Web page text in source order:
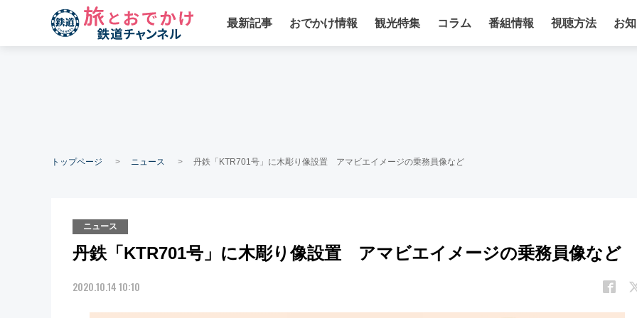
最新記事 おでかけ情報 観光特集 コラム 番組情報 視聴方法 お
トップページ ニュース 丹鉄「KTR701号」に木彫り像設置 アマビエイメージの乗務員像など
ニュース
丹鉄「KTR701号」に木彫り像設置 アマビエイメージの乗務員像など
2020.10.14 10:10